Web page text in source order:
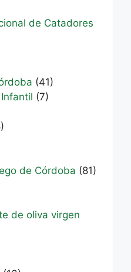
de Catadores
(41)
(7)
de Córdoba (81)
de oliva virgen